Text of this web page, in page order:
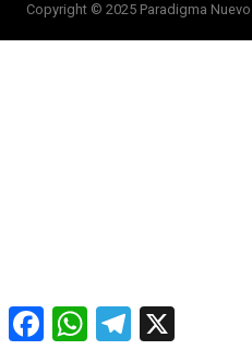
Copyright © 2025 Paradigma
FacebookWhatsAppTelegram